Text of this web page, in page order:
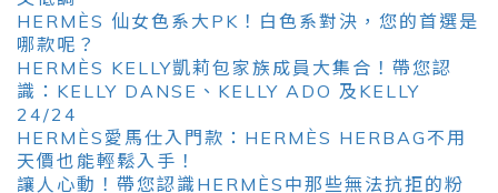
HERMÈS 仙女色系大PK！白色系對決，您的首選是
哪款呢？
HERMÈS KELLY凱莉包家族成員大集合！帶您認
識：KELLY DANSE、KELLY ADO 及KELLY
24/24
HERMÈS愛馬仕入門款：HERMÈS HERBAG不用
天價也能輕鬆入手！
讓人心動！帶您認識HERMÈS中那些無法抗拒的粉